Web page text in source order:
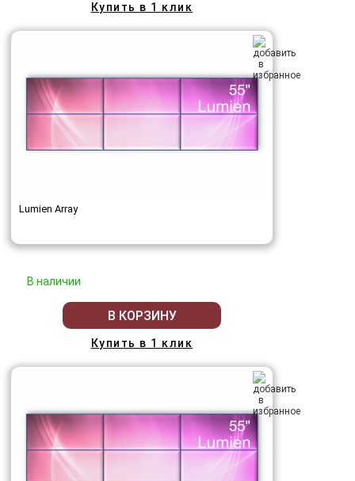
Купить в 1 клик
Lumien Array
В наличии
В КОРЗИНУ
Купить в 1 клик